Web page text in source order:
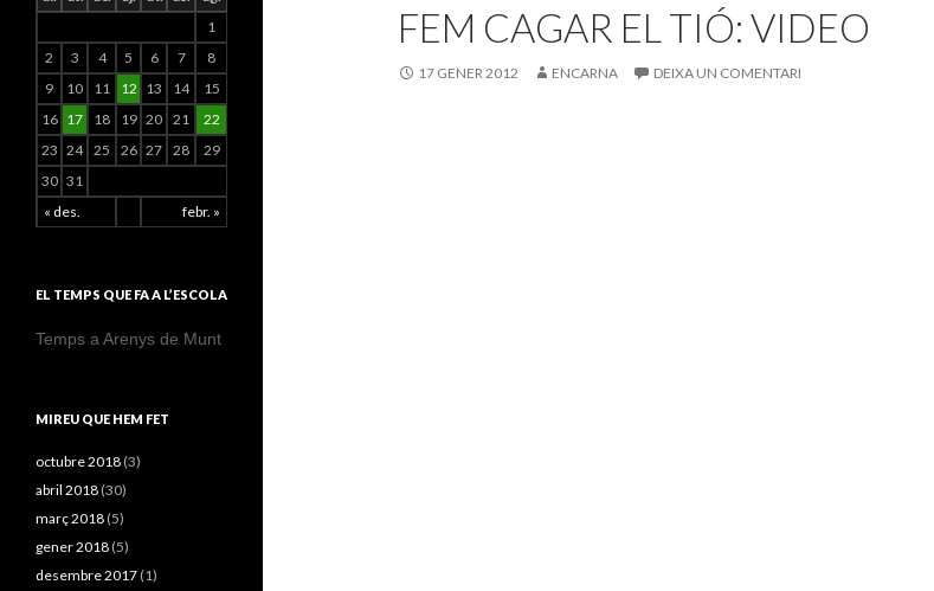
FEM CAGAR EL TIÓ: VIDEO
17 GENER 2012 ENCARNA DEIXA UN COMENTARI
« des. febr. »
1
2
3 4 5 6 7
8
9
10 11 12 13 14
15
16 17 18 19 20 21
22
23 24 25 26 27 28
29
30 31
EL TEMPS QUE FA A L’ESCOLA
Temps a Arenys de Munt
MIREU QUE HEM FET
octubre 2018 (3)
abril 2018 (30)
març 2018 (5)
gener 2018 (5)
desembre 2017 (1)